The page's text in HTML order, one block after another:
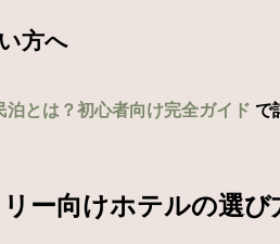
方へ
泊とは？初心者向け完全ガイド で
ー向けホテルの選び